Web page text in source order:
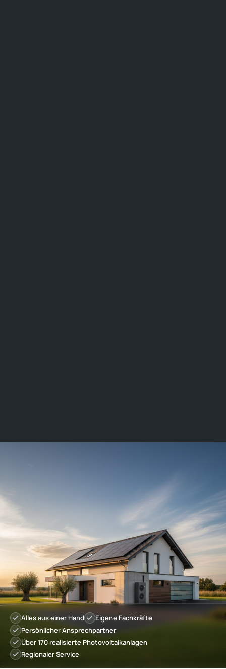
Alles aus einer Hand
Eigene Fachkräfte
Persönlicher Ansprechpartner
Über 170 realisierte Photovoltaikanlagen
Regionaler Service